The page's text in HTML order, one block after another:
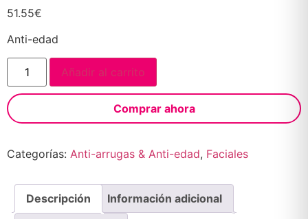
51.55€
Anti-edad
Añadir al carrito
Comprar ahora
Categorías: Anti-arrugas & Anti-edad, Faciales
Descripción Información adicional